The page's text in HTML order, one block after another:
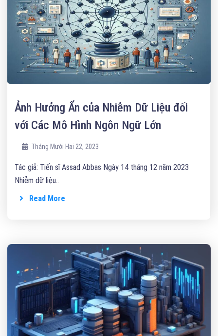
Ảnh Hưởng Ẩn của Nhiễm Dữ Liệu đối
với Các Mô Hình Ngôn Ngữ Lớn
Tháng Mười Hai 22, 2023
Tác giả: Tiến sĩ Assad Abbas Ngày 14 tháng 12 năm 2023
Nhiễm dữ liệu..
Read More